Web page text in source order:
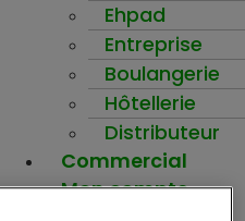
Ehpad
Entreprise
Boulangerie
Hôtellerie
Distributeur
Commercial
Mon compte